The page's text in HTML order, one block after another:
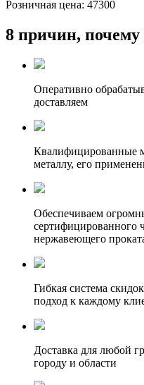
Розничная цена: 47300
8 причин,
Оперативно
доставляем
Квалифицированные
металлу, его
Обеспечиваем
сертифицированного
нержавеющего
Гибкая система
подход к каждому
Доставка для любой
городу и области